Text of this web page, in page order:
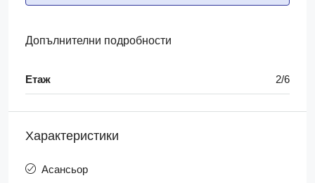
Допълнителни подробности
Етаж 2/6
Характеристики
Асансьор